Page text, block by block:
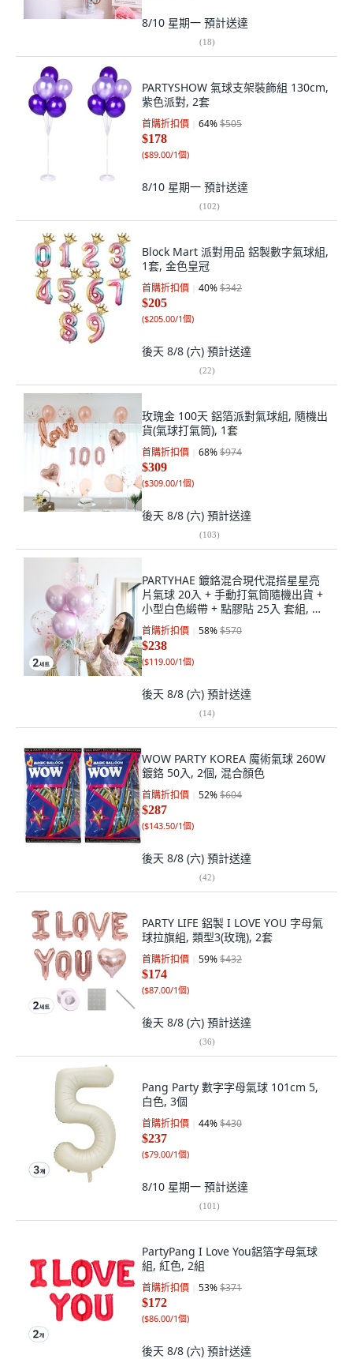
8/10 星期一 預計送達
(18)
PARTYSHOW 氣球支架裝飾組 130cm,
紫色派對, 2套
首購折扣價 64%$505
$178
($89.00/1個)
8/10 星期一 預計送達
(102)
Block Mart 派對用品 鋁製數字氣球組,
1套, 金色皇冠
首購折扣價 40%$342
$205
($205.00/1個)
後天 8/8 (六) 預計送達
(22)
玫瑰金 100天 鋁箔派對氣球組, 隨機出
貨(氣球打氣筒), 1套
首購折扣價 68%$974
$309
($309.00/1個)
後天 8/8 (六) 預計送達
(103)
PARTYHAE 鍍鉻混合現代混搭星星亮
片氣球 20入 + 手動打氣筒隨機出貨 +
小型白色緞帶 + 點膠貼 25入 套組, 玫
瑰金, 2套
首購折扣價 58%$570
$238
($119.00/1個)
後天 8/8 (六) 預計送達
(14)
WOW PARTY KOREA 魔術氣球 260W
鍍鉻 50入, 2個, 混合顏色
首購折扣價 52%$604
$287
($143.50/1個)
後天 8/8 (六) 預計送達
(42)
PARTY LIFE 鋁製 I LOVE YOU 字母氣
球拉旗組, 類型3(玫瑰), 2套
首購折扣價 59%$432
$174
($87.00/1個)
後天 8/8 (六) 預計送達
(36)
Pang Party 數字字母氣球 101cm 5,
白色, 3個
首購折扣價 44%$430
$237
($79.00/1個)
8/10 星期一 預計送達
(101)
PartyPang I Love You鋁箔字母氣球
組, 紅色, 2組
首購折扣價 53%$371
$172
($86.00/1個)
後天 8/8 (六) 預計送達